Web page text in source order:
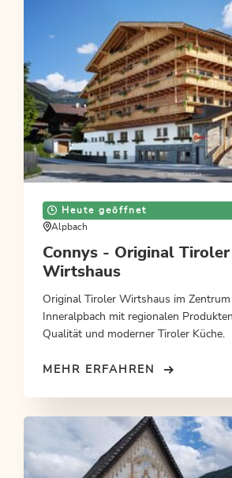
Heute geöffnet
Alpbach
Connys - Original Tiroler
Wirtshaus
Original Tiroler Wirtshaus im Zentrum
Inneralpbach mit regionalen
Qualität und moderner Tiroler Küche.
MEHR ERFAHREN